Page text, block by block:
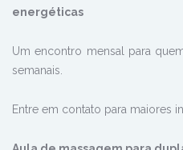
energéticas
Um encontro mensal para
semanais.
Entre em contato para maiores